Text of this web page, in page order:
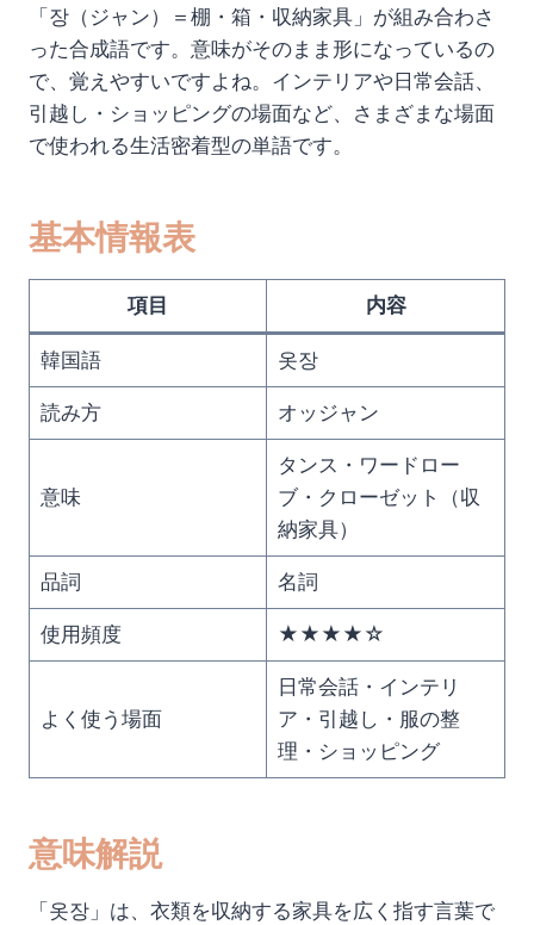
「장（ジャン）＝棚・箱・収納家具」が組み合わさ
った合成語です。意味がそのまま形になっているの
で、覚えやすいですよね。インテリアや日常会話、
引越し・ショッピングの場面など、さまざまな場面
で使われる生活密着型の単語です。
基本情報表
項目 内容
韓国語 옷장
読み方 オッジャン
意味
タンス・ワードロー
ブ・クローゼット（収
納家具）
品詞 名詞
使用頻度 ★★★★☆
よく使う場面
日常会話・インテリ
ア・引越し・服の整
理・ショッピング
意味解説
「옷장」は、衣類を収納する家具を広く指す言葉で